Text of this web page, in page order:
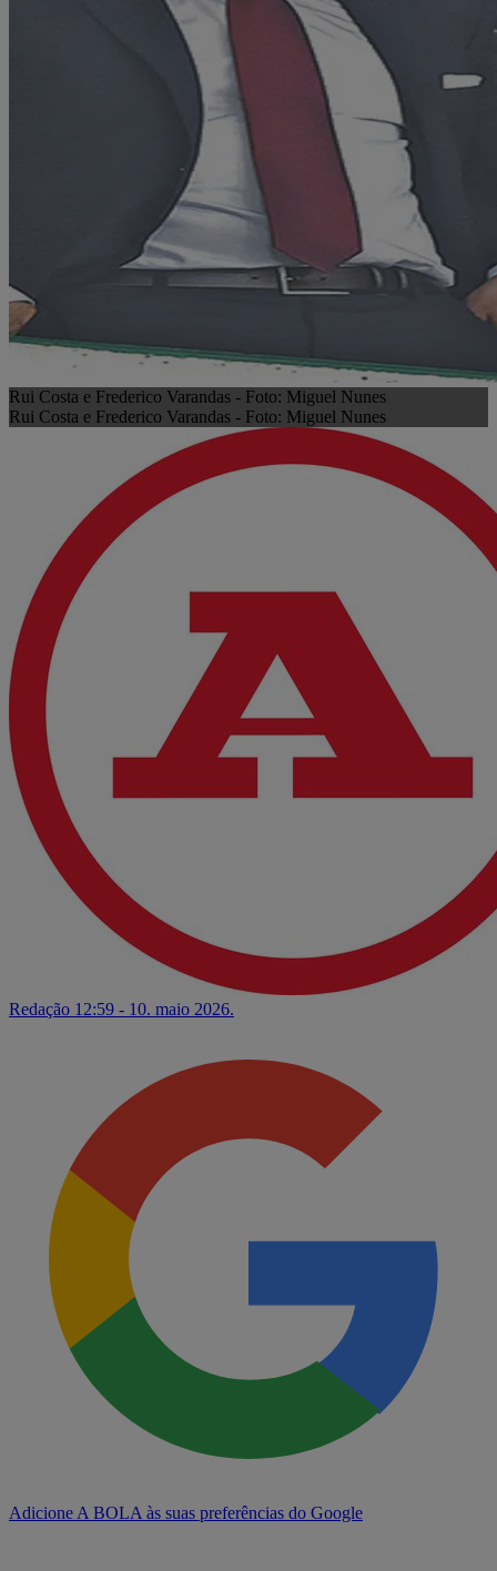
Rui Costa e Frederico Varandas - Foto: Miguel Nunes
Rui Costa e Frederico Varandas - Foto: Miguel Nunes
Redação 12:59 - 10. maio 2026.
Adicione A BOLA às suas preferências do Google